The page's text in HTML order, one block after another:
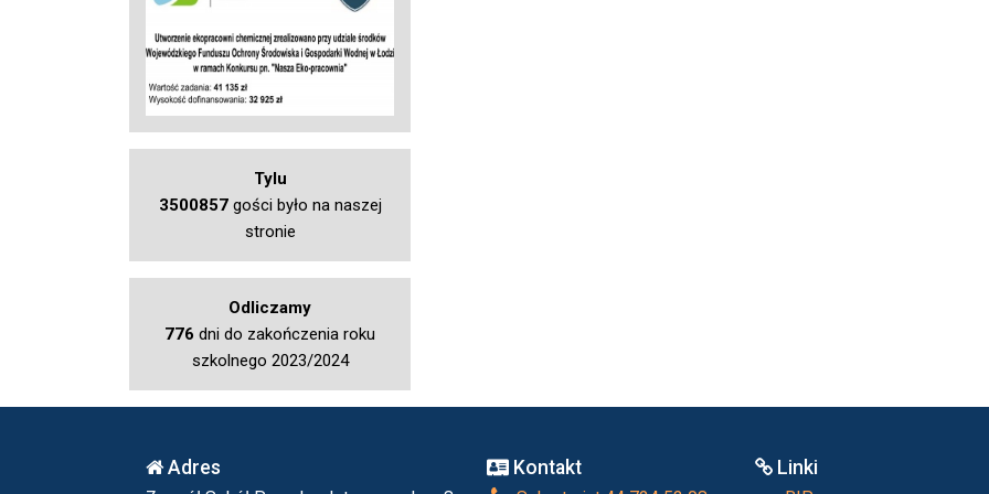
Tylu
3500857gości było na naszej
stronie
Odliczamy
776 dni do zakończenia roku
szkolnego 2023/2024
Adres Kontakt Linki